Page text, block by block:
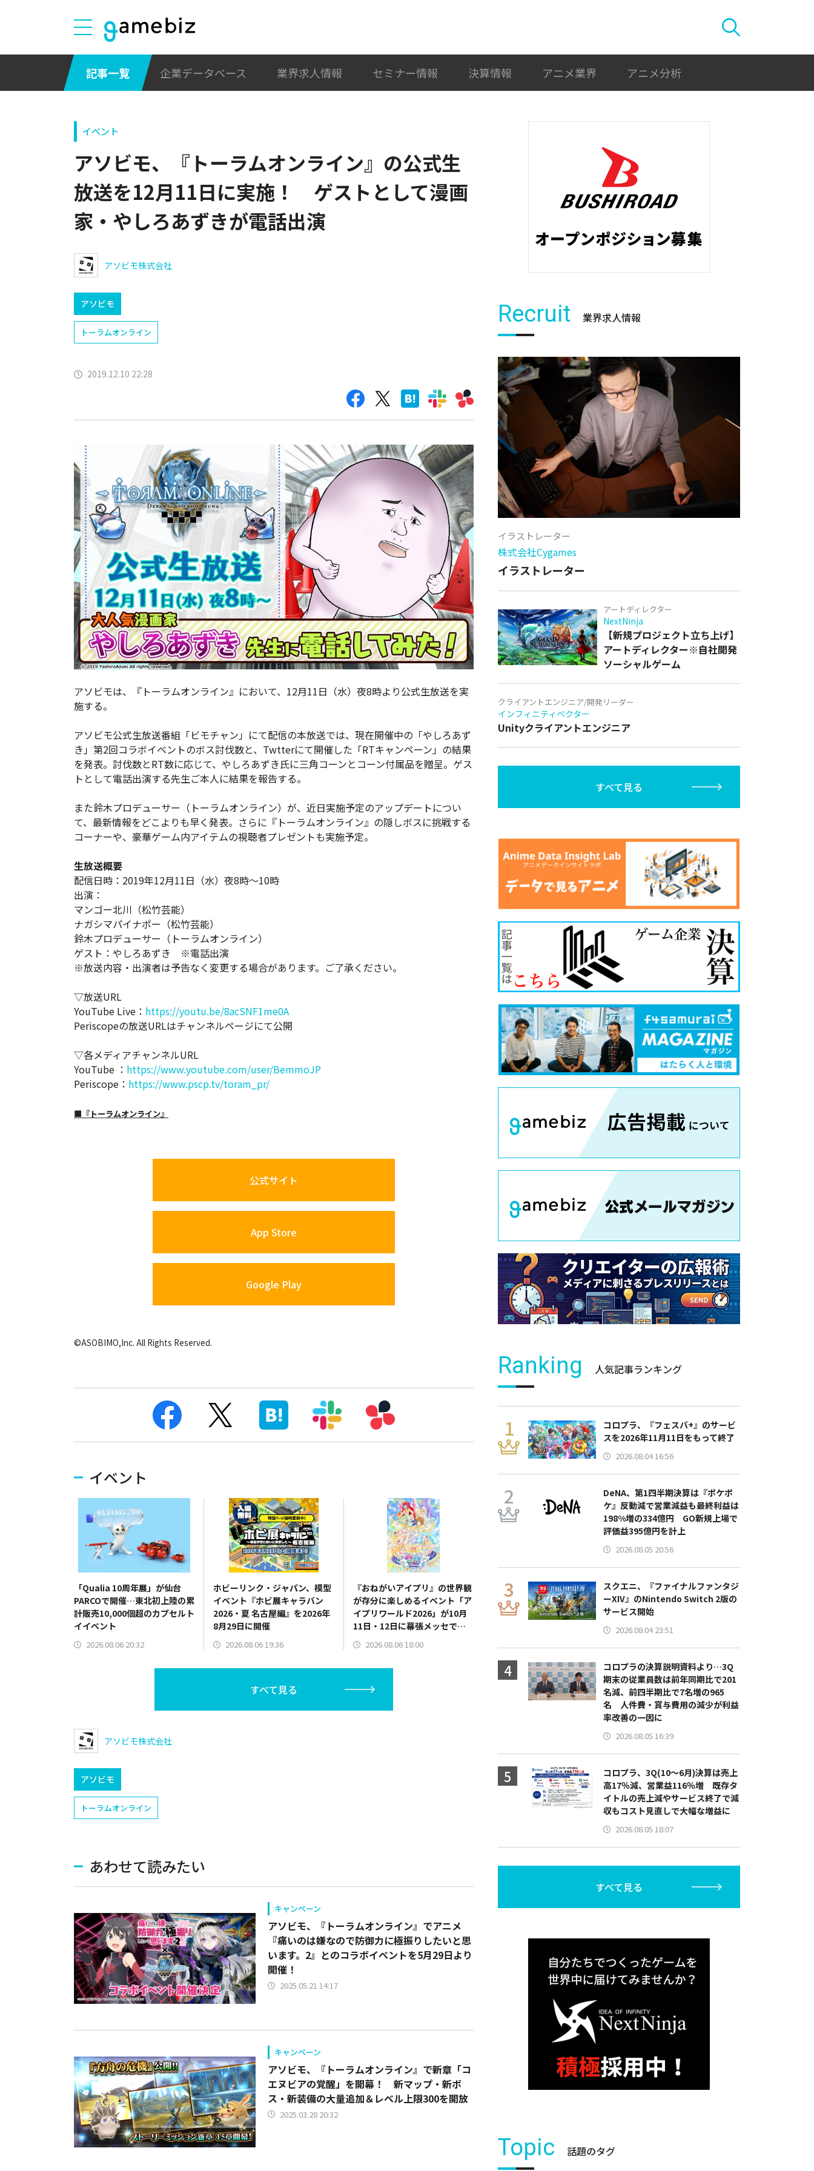
記事一覧 企業データベース 業界求人情報 セミナー情報 決算情報 アニメ業界 アニメ分析
イベント
アソビモ、『トーラムオンライン』の公式生
放送を12月11日に実施！ ゲストとして漫画
家・やしろあずきが電話出演
アソビモ株式会社
アソビモ
トーラムオンライン
2019.12.10 22:28
アソビモは、『トーラムオンライン』において、12月11日（水）夜8時より公式生放送を実
施する。
アソビモ公式生放送番組「ビモチャン」にて配信の本放送では、現在開催中の「やしろあず
き」第2回コラボイベントのボス討伐数と、Twtterにて開催した「RTキャンペーン」の結果
を発表。討伐数とRT数に応じて、やしろあずき氏に三角コーンとコーン付属品を贈呈。ゲス
トとして電話出演する先生ご本人に結果を報告する。
また鈴木プロデューサー（トーラムオンライン）が、近日実施予定のアップデートについ
て、最新情報をどこよりも早く発表。さらに『トーラムオンライン』の隠しボスに挑戦する
コーナーや、豪華ゲーム内アイテムの視聴者プレゼントも実施予定。
生放送概要
配信日時：2019年12月11日（水）夜8時～10時
出演：
マンゴー北川（松竹芸能）
ナガシマパイナポー（松竹芸能）
鈴木プロデューサー（トーラムオンライン）
ゲスト：やしろあずき ※電話出演
※放送内容・出演者は予告なく変更する場合があります。ご了承ください。
▽放送URL
YouTube Live： https://youtu.be/8acSNF1me0A
Periscopeの放送URLはチャンネルページにて公開
▽各メディアチャンネルURL
YouTube ： https://www.youtube.com/user/BemmoJP
Periscope： https://www.pscp.tv/toram_pr/
■『トーラムオンライン』
公式サイト
App Store
Google Play
©ASOBIMO,Inc. All Rights Reserved.
イベント
「Qualia 10周年展」が仙台
PARCOで開催…東北初上陸の累
計販売10,000個超のカプセルト
イイベント
2026.08.06 20:32
ホビーリンク・ジャパン、模型
イベント『ホビ展キャラバン
2026・夏 名古屋編』を2026年
8月29日に開催
2026.08.06 19:36
『おねがいアイプリ』の世界観
が存分に楽しめるイベント「ア
イプリワールド2026」が10月
11日・12日に幕張メッセで開
催決定2026.08.06 18:00
すべて見る
アソビモ株式会社
アソビモ
トーラムオンライン
あわせて読みたい
キャンペーン
アソビモ、『トーラムオンライン』でアニメ
『痛いのは嫌なので防御力に極振りしたいと思
います。2』とのコラボイベントを5月29日より
開催！
2025.05.21 14:17
キャンペーン
アソビモ、『トーラムオンライン』で新章「コ
エヌビアの覚醒」を開幕！ 新マップ・新ボ
ス・新装備の大量追加＆レベル上限300を開放
2025.03.28 20:32
Recruit 業界求人情報
イラストレーター
株式会社Cygames
イラストレーター
アートディレクター
NextNinja
【新規プロジェクト立ち上げ】
アートディレクター※自社開発
ソーシャルゲーム
クライアントエンジニア/開発リーダー
インフィニティベクター
Unityクライアントエンジニア
すべて見る
Ranking 人気記事ランキング
コロプラ、『フェスバ+』のサービ
スを2026年11月11日をもって終了
2026.08.04 16:56
DeNA、第1四半期決算は『ポケポ
ケ』反動減で営業減益も最終利益は
198%増の334億円 GO新規上場で
評価益395億円を計上
2026.08.05 20:56
スクエニ、『ファイナルファンタジ
ーXIV』のNintendo Switch 2版の
サービス開始
2026.08.04 23:51
コロプラの決算説明資料より…3Q
期末の従業員数は前年同期比で201
名減、前四半期比で7名増の965
名 人件費・賞与費用の減少が利益
率改善の一因に
2026.08.05 16:39
コロプラ、3Q(10～6月)決算は売上
高17％減、営業益116％増 既存タ
イトルの売上減やサービス終了で減
収もコスト見直しで大幅な増益に
2026.08.05 18:07
すべて見る
Topic 話題のタグ